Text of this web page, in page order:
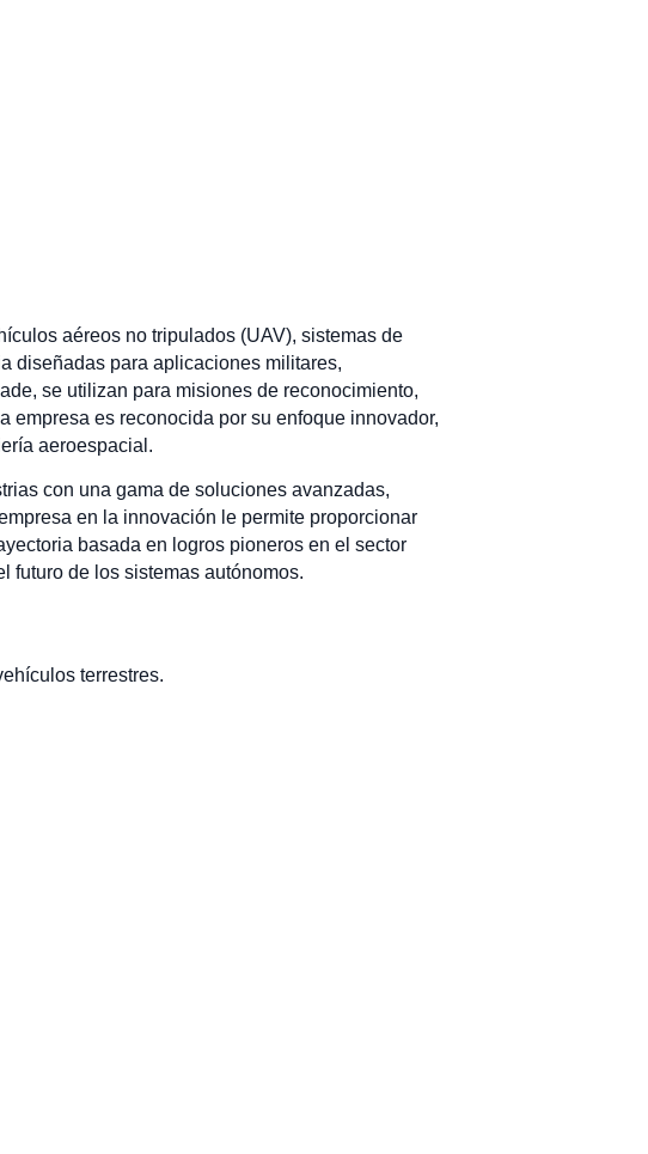
aéreos no tripulados (UAV), sistemas de
diseñadas para aplicaciones militares,
se utilizan para misiones de reconocimiento,
es reconocida por su enfoque innovador,
aeroespacial.
con una gama de soluciones avanzadas,
en la innovación le permite proporcionar
basada en logros pioneros en el sector
futuro de los sistemas autónomos.
terrestres.